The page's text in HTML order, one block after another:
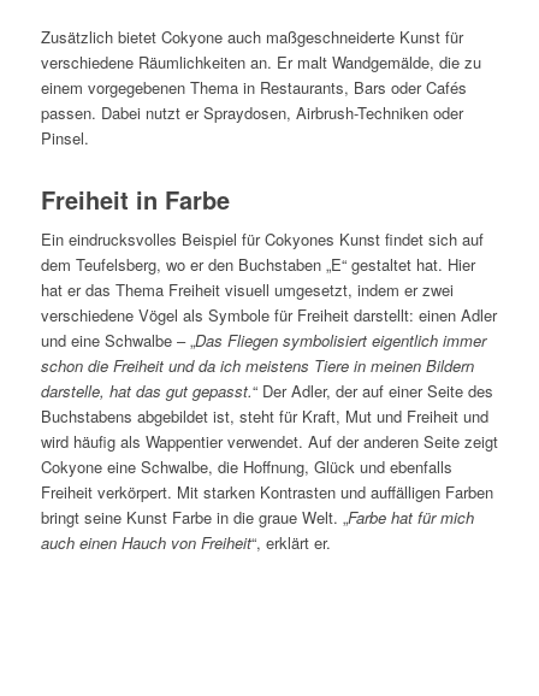
Zusätzlich bietet Cokyone auch maßgeschneiderte Kunst für
verschiedene Räumlichkeiten an. Er malt Wandgemälde, die zu
einem vorgegebenen Thema in Restaurants, Bars oder Cafés
passen. Dabei nutzt er Spraydosen, Airbrush-Techniken oder
Pinsel.
Freiheit in Farbe
Ein eindrucksvolles Beispiel für Cokyones Kunst findet sich auf
dem Teufelsberg, wo er den Buchstaben „E“ gestaltet hat. Hier
hat er das Thema Freiheit visuell umgesetzt, indem er zwei
verschiedene Vögel als Symbole für Freiheit darstellt: einen Adler
und eine Schwalbe – „Das Fliegen symbolisiert eigentlich immer
schon die Freiheit und da ich meistens Tiere in meinen Bildern
darstelle, hat das gut gepasst.“ Der Adler, der auf einer Seite des
Buchstabens abgebildet ist, steht für Kraft, Mut und Freiheit und
wird häufig als Wappentier verwendet. Auf der anderen Seite zeigt
Cokyone eine Schwalbe, die Hoffnung, Glück und ebenfalls
Freiheit verkörpert. Mit starken Kontrasten und auffälligen Farben
bringt seine Kunst Farbe in die graue Welt. „Farbe hat für mich
auch einen Hauch von Freiheit“, erklärt er.